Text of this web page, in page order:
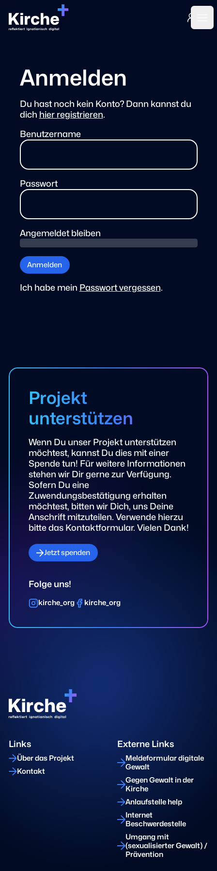
Login
Anmelden
Du hast noch kein Konto? Dann kannst du
dich hier registrieren.
Benutzername
Passwort
Angemeldet bleiben
Anmelden
Ich habe mein Passwort vergessen.
Projekt
unterstützen
Wenn Du unser Projekt unterstützen
möchtest, kannst Du dies mit einer
Spende tun! Für weitere Informationen
stehen wir Dir gerne zur Verfügung.
Sofern Du eine
Zuwendungsbestätigung erhalten
möchtest, bitten wir Dich, uns Deine
Anschrift mitzuteilen. Verwende hierzu
bitte das Kontaktformular. Vielen Dank!
Jetzt spenden
Folge uns!
kirche_org kirche_org
Links
Über das Projekt
Kontakt
Externe Links
Meldeformular digitale
Gewalt
Gegen Gewalt in der
Kirche
Anlaufstelle help
Internet
Beschwerdestelle
Umgang mit
(sexualisierter Gewalt) /
Prävention